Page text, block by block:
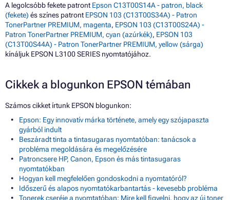
A legolcsóbb fekete patront Epson C13T00S14A - patron, black
(fekete) és színes patront EPSON 103 (C13T00S34A) - Patron
TonerPartner PREMIUM, magenta, EPSON 103 (C13T00S24A) -
Patron TonerPartner PREMIUM, cyan (azúrkék), EPSON 103
(C13T00S44A) - Patron TonerPartner PREMIUM, yellow (sárga)
kínáljuk EPSON L3100 SERIES nyomtatójához.
Cikkek a blogunkon EPSON témában
Számos cikket írtunk EPSON blogunkon:
Epson: Egy innovatív márka története, amely egy szójapaszta
gyárból indult
Beszáradt tinta a tintasugaras nyomtatóban: tanácsok a
probléma megoldására és megelőzésére
Patroncsere HP, Canon, Epson és más tintasugaras
nyomtatókban
Hogyan kell megfelelően gondoskodni a nyomtatóról?
Időszerű és alapos nyomtatókarbantartás - kevesebb probléma
Tonerek cseréje a nyomtatóban: Mire kell figyelni, hogy az új toner